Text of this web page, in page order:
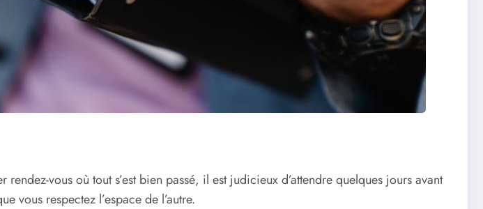
vous où tout s’est bien passé, il est judicieux d’attendre quelques jours avant
vous respectez l’espace de l’autre.